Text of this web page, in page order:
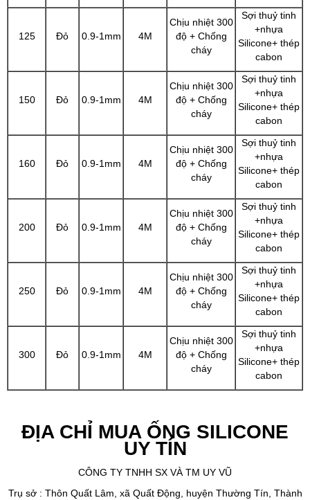
125 Đỏ 0.9-1mm 4M
Chịu nhiệt 300
độ + Chống
cháy
Sợi thuỷ tinh
+nhựa
Silicone+ thép
cabon
150 Đỏ 0.9-1mm 4M
Chịu nhiệt 300
độ + Chống
cháy
Sợi thuỷ tinh
+nhựa
Silicone+ thép
cabon
160 Đỏ 0.9-1mm 4M
Chịu nhiệt 300
độ + Chống
cháy
Sợi thuỷ tinh
+nhựa
Silicone+ thép
cabon
200 Đỏ 0.9-1mm 4M
Chịu nhiệt 300
độ + Chống
cháy
Sợi thuỷ tinh
+nhựa
Silicone+ thép
cabon
250 Đỏ 0.9-1mm 4M
Chịu nhiệt 300
độ + Chống
cháy
Sợi thuỷ tinh
+nhựa
Silicone+ thép
cabon
300 Đỏ 0.9-1mm 4M
Chịu nhiệt 300
độ + Chống
cháy
Sợi thuỷ tinh
+nhựa
Silicone+ thép
cabon
ĐỊA CHỈ MUA ỐNG SILICONE
UY TÍN
CÔNG TY TNHH SX VÀ TM UY VŨ
Trụ sở : Thôn Quất Lâm, xã Quất Động, huyện Thường Tín, Thành